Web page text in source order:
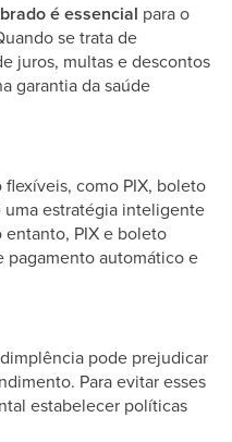
é essencial para o
se trata de
juros, multas e descontos
garantia da saúde
como PIX, boleto
estratégia inteligente
entanto, PIX e boleto
pagamento automático e
pode prejudicar
Para evitar esses
estabelecer políticas